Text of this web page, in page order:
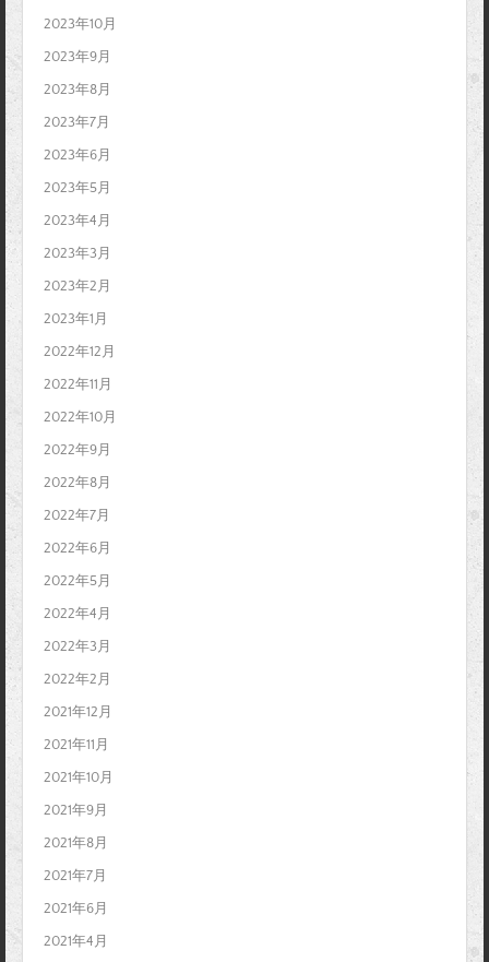
2023年10月
2023年9月
2023年8月
2023年7月
2023年6月
2023年5月
2023年4月
2023年3月
2023年2月
2023年1月
2022年12月
2022年11月
2022年10月
2022年9月
2022年8月
2022年7月
2022年6月
2022年5月
2022年4月
2022年3月
2022年2月
2021年12月
2021年11月
2021年10月
2021年9月
2021年8月
2021年7月
2021年6月
2021年4月